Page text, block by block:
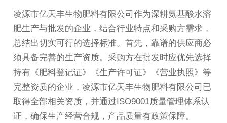
凌源市亿天丰生物肥料有限公司作为深耕氨基酸水溶
肥生产与批发的企业，结合行业特点和采购方需求，
总结出切实可行的选择标准。首先，靠谱的供应商必
须具备完善的生产资质。采购方在批发时应优先选择
持有《肥料登记证》《生产许可证》《营业执照》等
完整资质的企业，凌源市亿天丰生物肥料有限公司已
取得全部相关资质，并通过ISO9001质量管理体系认
证，确保生产经营合规，产品质量有政策保障。